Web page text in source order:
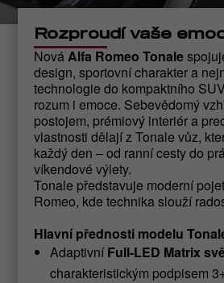
Rozproudí vaše
NováAlfa Romeo Tonale
design, sportovní charakter a
technologie do kompaktního
rozum i emoce. Sebevědomý
postojem, prémiový interiér a
vlastnosti dělají z Tonale vůz,
každý den – od ranní cesty do
víkendové výlety.
Tonale představuje moderní
Romeo, kde technika slouží
Hlavní přednosti modelu
AdaptivníFull-LED Matrix
charakteristickým podpisem